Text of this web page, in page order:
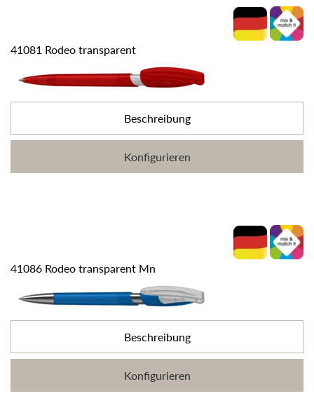
41081 Rodeo transparent
Beschreibung
Konfigurieren
41086 Rodeo transparent Mn
Beschreibung
Konfigurieren